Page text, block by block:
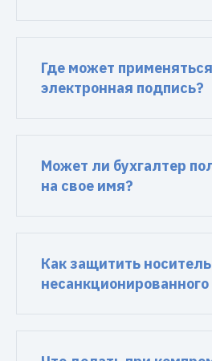
Где может применяться
электронная подпись?
Может ли бухгалтер
на свое имя?
Как защитить